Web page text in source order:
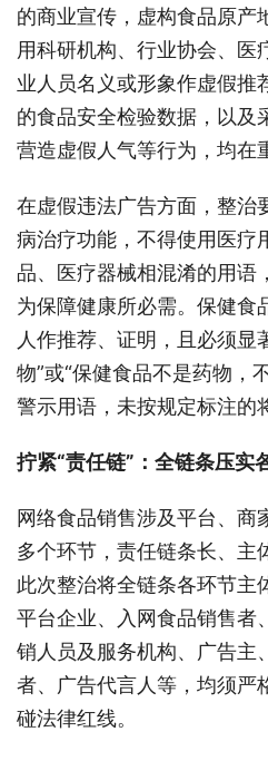
的商业宣传，虚构食品原产
用科研机构、行业协会、医
业人员名义或形象作虚假推
的食品安全检验数据，以及
营造虚假人气等行为，均在
在虚假违法广告方面，整治
病治疗功能，不得使用医疗
品、医疗器械相混淆的用语
为保障健康所必需。保健食
人作推荐、证明，且必须显
物”或“保健食品不是药物，
警示用语，未按规定标注的
拧紧“责任链”：全链条压实
网络食品销售涉及平台、商
多个环节，责任链条长、主
此次整治将全链条各环节
平台企业、入网食品销售者
销人员及服务机构、广告主
者、广告代言人等，均须严
碰法律红线。